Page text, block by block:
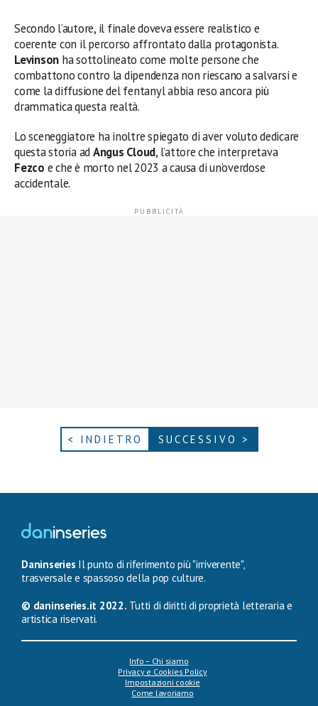
Secondo l’autore, il finale doveva essere realistico e
coerente con il percorso affrontato dalla protagonista.
Levinson ha sottolineato come molte persone che
combattono contro la dipendenza non riescano a salvarsi e
come la diffusione del fentanyl abbia reso ancora più
drammatica questa realtà.
Lo sceneggiatore ha inoltre spiegato di aver voluto dedicare
questa storia adAngus Cloud, l’attore che interpretava
Fezco e che è morto nel 2023 a causa di un’overdose
accidentale.
< INDIETRO SUCCESSIVO >
Daninseries Il punto di riferimento più "irriverente",
trasversale e spassoso della pop culture.
© daninseries.it 2022. Tutti di diritti di proprietà letteraria e
artistica riservati.
Info – Chi siamo
Privacy e Cookies Policy
Impostazioni cookie
Come lavoriamo